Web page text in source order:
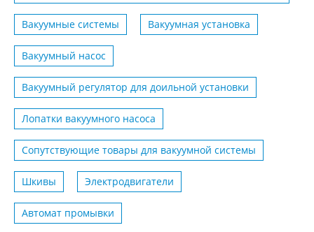
Вакуумные системы Вакуумная установка
Вакуумный насос
Вакуумный регулятор для доильной установки
Лопатки вакуумного насоса
Сопутствующие товары для вакуумной системы
Шкивы Электродвигатели
Автомат промывки